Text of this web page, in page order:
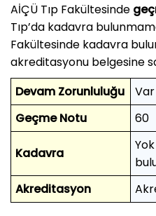
AİÇÜ Tıp Fakültesinde
Tıp’da kadavra
Fakültesinde kadavra
akreditasyonu belgesine
Devam Zorunluluğu
Var
Geçme Notu
60
Kadavra
Akreditasyon